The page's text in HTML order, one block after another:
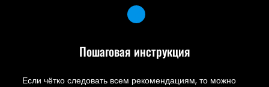
Пошаговая инструкция
Если чётко следовать всем рекомендациям, то можно